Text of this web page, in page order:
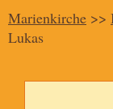
Marienkirche >>
Lukas